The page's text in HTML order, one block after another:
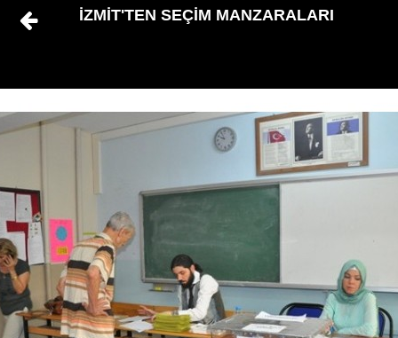
İZMİT'TEN SEÇİM MANZARALARI